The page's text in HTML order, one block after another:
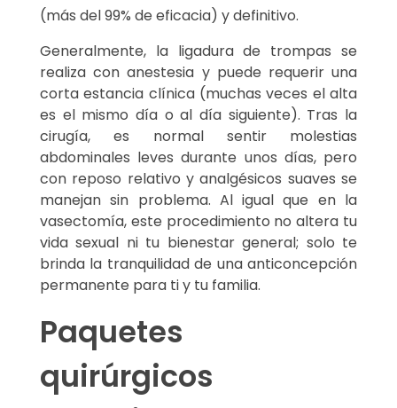
(más del 99% de eficacia) y definitivo.
Generalmente, la ligadura de trompas se
realiza con anestesia y puede requerir una
corta estancia clínica (muchas veces el alta
es el mismo día o al día siguiente). Tras la
cirugía, es normal sentir molestias
abdominales leves durante unos días, pero
con reposo relativo y analgésicos suaves se
manejan sin problema. Al igual que en la
vasectomía, este procedimiento no altera tu
vida sexual ni tu bienestar general; solo te
brinda la tranquilidad de una anticoncepción
permanente para ti y tu familia.
Paquetes
quirúrgicos